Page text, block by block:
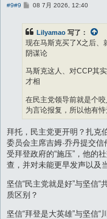
#9#9
帖
08 7月 2026, 12:40
Lilyamao 写了：
现在马斯克买了X之后、
阴谋论
马斯克这人、对CCP其
才相
在民主党领导前就是个
为言论报复，所以他有
拜托，民主党更开明？扎克
委员会主席吉姆·乔丹提交
受拜登政府的“施压”，他的
查，并对未能更早发声以及
坚信“民主党就是好”与坚信“
质区别？
坚信“拜登是大英雄”与坚信“